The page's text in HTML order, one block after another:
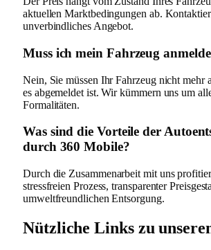
aktuellen Marktbedingungen ab.
unverbindliches Angebot.
Muss ich mein Fahrzeug
Nein, Sie müssen Ihr Fahrzeug nicht mehr
es abgemeldet ist. Wir kümmern uns um
Formalitäten.
Was sind die Vorteile der
durch 360 Mobile?
Durch die Zusammenarbeit mit uns
stressfreien Prozess, transparenter
umweltfreundlichen Entsorgung.
Nützliche Links zu